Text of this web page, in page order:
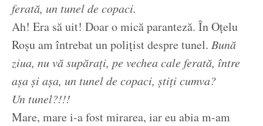
ferată, un tunel de copaci.
Ah! Era să uit! Doar o mică paranteză. În Oțelu
Roșu am întrebat un polițist despre tunel. Bună
ziua, nu vă supărați, pe vechea cale ferată, între
așa și așa, un tunel de copaci, știți cumva?
Un tunel?!!!
Mare, mare i-a fost mirarea, iar eu abia m-am